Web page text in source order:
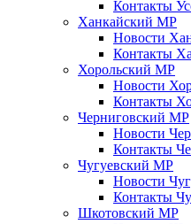
Контакты
Ханкайский МР
Новости
Контакты
Хорольский МР
Новости
Контакты
Черниговский МР
Новости
Контакты
Чугуевский МР
Новости
Контакты
Шкотовский МР